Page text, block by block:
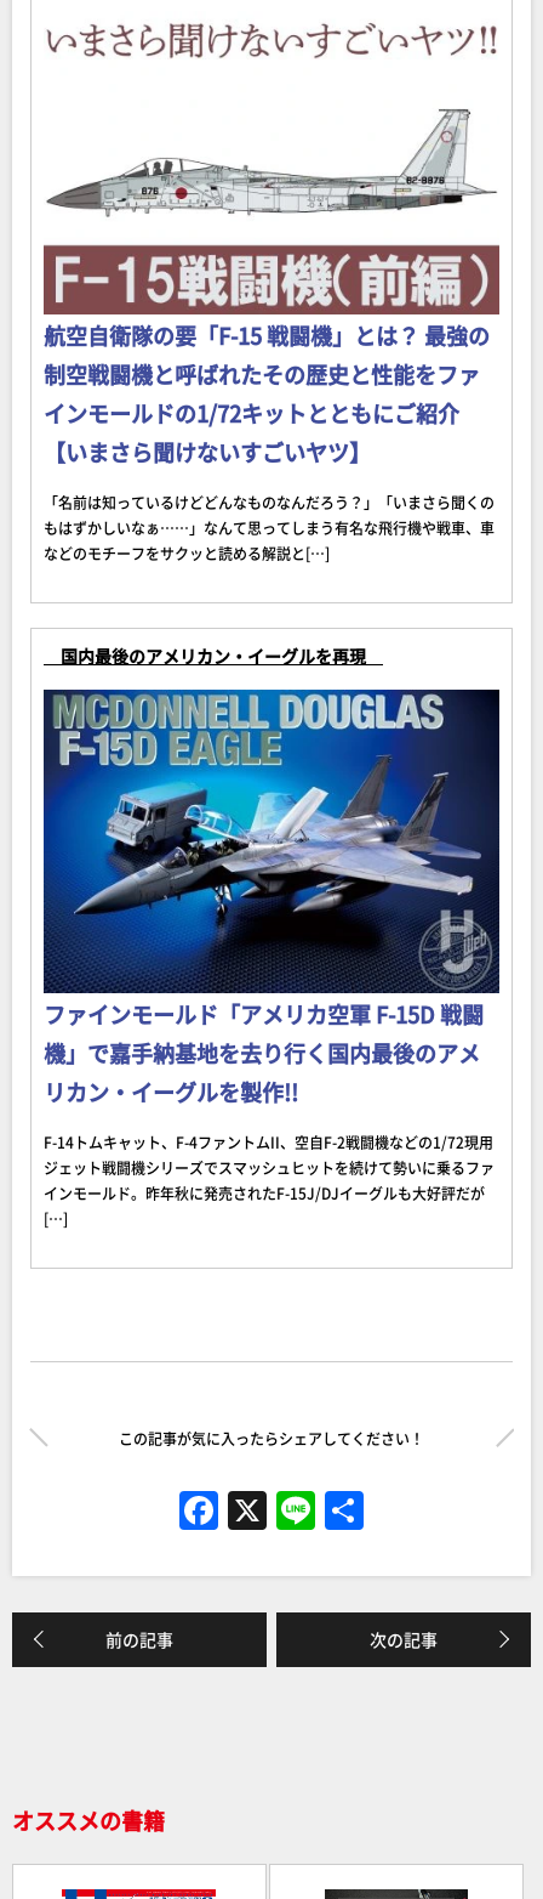
航空自衛隊の要「F-15 戦闘機」とは？ 最強の
制空戦闘機と呼ばれたその歴史と性能をファ
インモールドの1/72キットとともにご紹介
【いまさら聞けないすごいヤツ】
「名前は知っているけどどんなものなんだろう？」「いまさら聞くの
もはずかしいなぁ……」なんて思ってしまう有名な飛行機や戦車、車
などのモチーフをサクッと読める解説と[…]
国内最後のアメリカン・イーグルを再現
ファインモールド「アメリカ空軍 F-15D 戦闘
機」で嘉手納基地を去り行く国内最後のアメ
リカン・イーグルを製作!!
F-14トムキャット、F-4ファントムII、空自F-2戦闘機などの1/72現用
ジェット戦闘機シリーズでスマッシュヒットを続けて勢いに乗るファ
インモールド。昨年秋に発売されたF-15J/DJイーグルも大好評だが
[…]
この記事が気に入ったらシェアしてください！
F
c
e
b
X Li
e
前の記事 次の記事
オススメの書籍